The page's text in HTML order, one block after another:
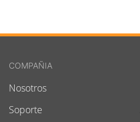
COMPAÑIA
Nosotros
Soporte